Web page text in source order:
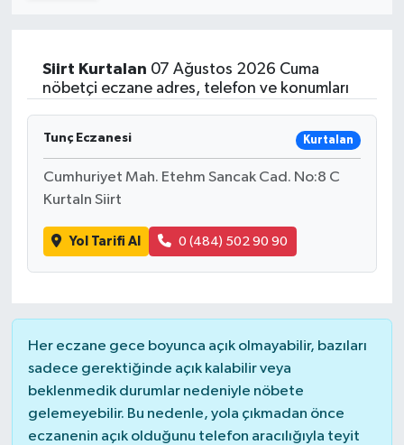
Siirt Kurtalan 07 Ağustos 2026 Cuma
nöbetçi eczane adres, telefon ve konumları
Tunç Eczanesi Kurtalan
Cumhuriyet Mah. Etehm Sancak Cad. No:8 C
Kurtaln Siirt
Yol Tarifi Al 0 (484) 502 90 90
Her eczane gece boyunca açık olmayabilir, bazıları
sadece gerektiğinde açık kalabilir veya
beklenmedik durumlar nedeniyle nöbete
gelemeyebilir. Bu nedenle, yola çıkmadan önce
eczanenin açık olduğunu telefon aracılığıyla teyit
Kültür - Sanat